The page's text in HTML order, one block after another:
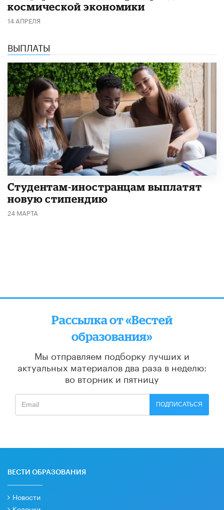
космической экономики
14 АПРЕЛЯ
ВЫПЛАТЫ
Студентам-иностранцам выплатят
новую стипендию
24 МАРТА
Рассылка от «Вестей
образования»
Мы отправляем подборку лучших и
актуальных материалов два раза в неделю:
во вторник и пятницу
ПОДПИСАТЬСЯ
ВЕСТИ ОБРАЗОВАНИЯ
Новости